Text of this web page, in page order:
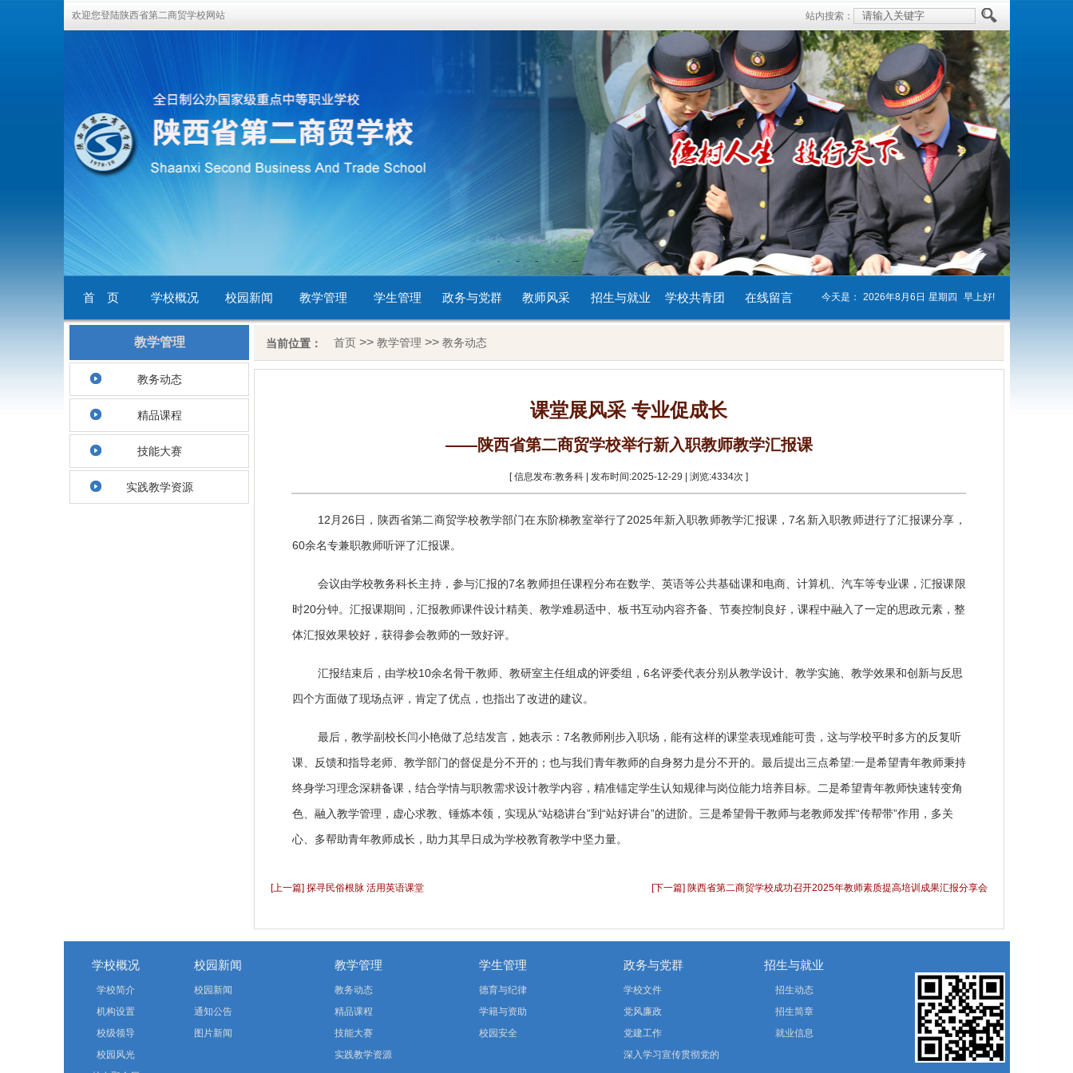
欢迎您登陆陕西省第二商贸学校网站 站内搜索：
1 2 3 4 5
首 页 学校概况 校园新闻 教学管理 学生管理 政务与党群 教师风采 招生与就业 学校共青团 在线留言 今天是： 2026年8月6日 星期四 早上好!
教学管理
教务动态
精品课程
技能大赛
实践教学资源
当前位置： 首页>> 教学管理 >> 教务动态
课堂展风采 专业促成长
——陕西省第二商贸学校举行新入职教师教学汇报课
[ 信息发布:教务科 | 发布时间:2025-12-29 | 浏览:4334次 ]
12月26日，陕西省第二商贸学校教学部门在东阶梯教室举行了2025年新入职教师教学汇报课，7名新入职教师进行了汇报课分享，
60余名专兼职教师听评了汇报课。
会议由学校教务科长主持，参与汇报的7名教师担任课程分布在数学、英语等公共基础课和电商、计算机、汽车等专业课，汇报课限
时20分钟。汇报课期间，汇报教师课件设计精美、教学难易适中、板书互动内容齐备、节奏控制良好，课程中融入了一定的思政元素，整
体汇报效果较好，获得参会教师的一致好评。
汇报结束后，由学校10余名骨干教师、教研室主任组成的评委组，6名评委代表分别从教学设计、教学实施、教学效果和创新与反思
四个方面做了现场点评，肯定了优点，也指出了改进的建议。
最后，教学副校长闫小艳做了总结发言，她表示： 7名教师刚步入职场，能有这样的课堂表现难能可贵，这与学校平时多方的反复听
课、反馈和指导老师、教学部门的督促是分不开的；也与我们青年教师的自身努力是分不开的。最后提出三点希望:一是希望青年教师秉持
终身学习理念深耕备课，结合学情与职教需求设计教学内容，精准锚定学生认知规律与岗位能力培养目标。二是希望青年教师快速转变角
色、融入教学管理，虚心求教、锤炼本领，实现从“站稳讲台”到“站好讲台”的进阶。三是希望骨干教师与老教师发挥“传帮带”作用，多关
心、多帮助青年教师成长，助力其早日成为学校教育教学中坚力量。
[上一篇] 探寻民俗根脉 活用英语课堂 [下一篇] 陕西省第二商贸学校成功召开2025年教师素质提高培训成果汇报分享会
学校概况
学校简介
机构设置
校级领导
校园风光
校园新闻
校园新闻
通知公告
图片新闻
教学管理
教务动态
精品课程
技能大赛
实践教学资源
学生管理
德育与纪律
学籍与资助
校园安全
政务与党群
学校文件
党风廉政
党建工作
深入学习宣传贯彻党的
招生与就业
招生动态
招生简章
就业信息